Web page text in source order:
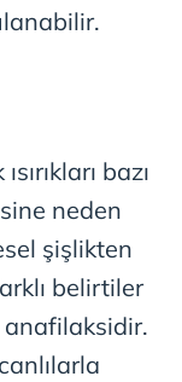
bazı
neden
şişlikten
belirtiler